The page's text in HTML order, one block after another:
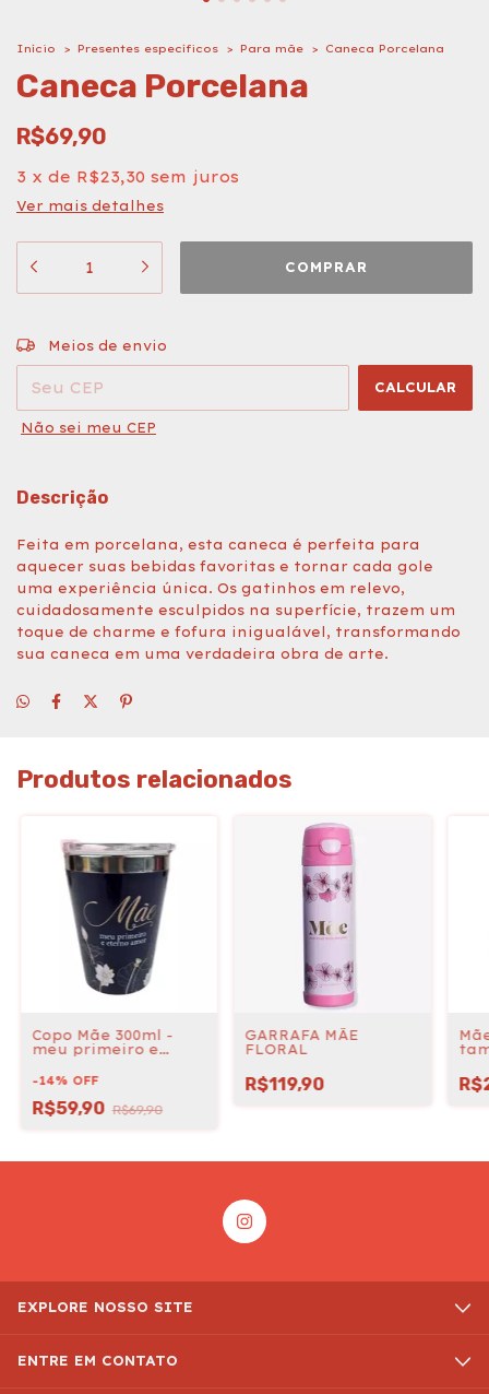
Início > Presentes específicos > Para mãe > Caneca Porcelana
Caneca Porcelana
R$69,90
3 x de R$23,30 sem juros
Ver mais detalhes
Entregas para o CEP:
Meios de envio
CALCULAR
Não sei meu CEP
Descrição
Feita em porcelana, esta caneca é perfeita para
aquecer suas bebidas favoritas e tornar cada gole
uma experiência única. Os gatinhos em relevo,
cuidadosamente esculpidos na superfície, trazem um
toque de charme e fofura inigualável, transformando
sua caneca em uma verdadeira obra de arte.
Produtos relacionados
Copo Mãe 300ml -
meu primeiro e
-14% OFF
R$59,90 R$69,90
GARRAFA MÃE
FLORAL
R$119,90
EXPLORE NOSSO SITE
ENTRE EM CONTATO